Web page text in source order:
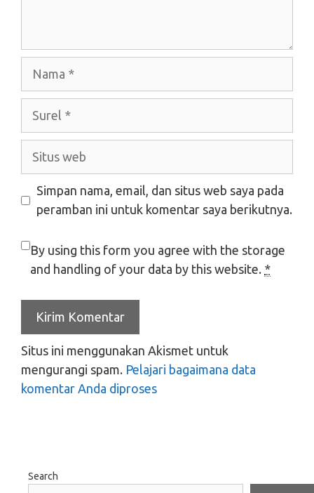
Situs
Simpan nama, email, dan situs web saya pada
peramban ini untuk komentar saya berikutnya.
By using this form you agree with the storage
and handling of your data by this website. *
Situs ini menggunakan Akismet untuk
mengurangi spam. Pelajari bagaimana data
komentar Anda diproses
Search